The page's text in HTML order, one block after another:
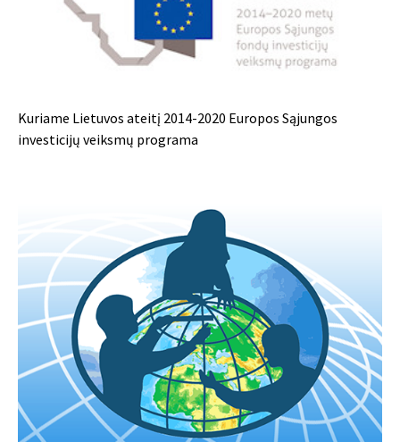
Kuriame Lietuvos ateitį 2014-2020 Europos Sąjungos
investicijų veiksmų programa